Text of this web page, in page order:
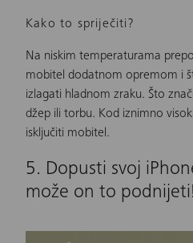
Kako to spriječiti?
Na niskim temperaturama
mobitel dodatnom opremom i
izlagati hladnom zraku. Što
džep ili torbu. Kod iznimno
isključiti mobitel.
5. Dopusti svoj
može on to podnijeti!